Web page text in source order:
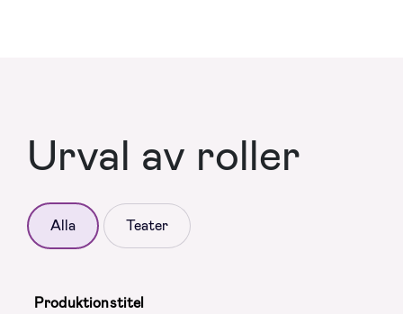
Urval av roller
Alla Teater
Produktionstitel